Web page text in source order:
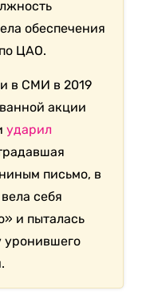
обеспечения
ЦАО.
в СМИ в 2019
акции
ударил
письмо, в
себя
и пыталась
уронившего